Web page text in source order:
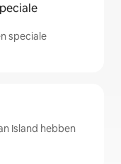
speciale
Island hebben